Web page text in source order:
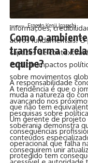
Ao mesmo tempo,
desses veículos. Em
informações,
ativos fundamentais.
capazes de
explicar impactos
sobre movimentos
A tendência é que o
avançando nos
pesquisas sobre
soberania demonstra
conteúdos
conseguirem unir
Ernesto Kenji Igarashi
Como o
transforma a
equipe?
A responsabilidade
muda a natureza do
que não tem
Um gerente de
consequências
operacional que falha
protegido tem